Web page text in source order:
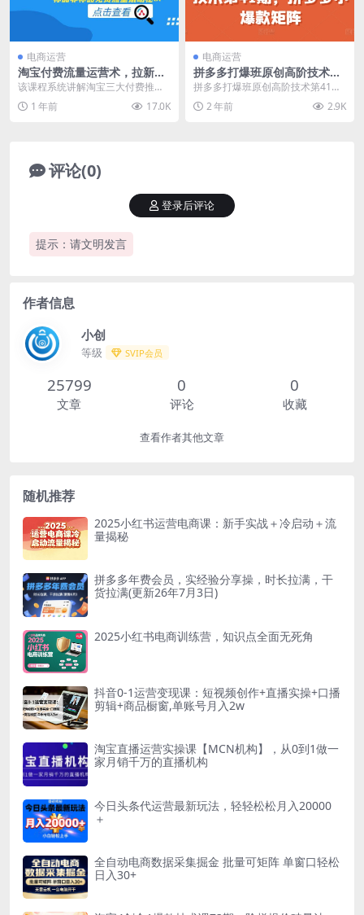
电商运营
淘宝付费流量运营术，拉新收
割双链路打法，标品非标品免
费流量撬动秘诀
该课程系统讲解淘宝三大付费推广
工具（直通车/万相台/引力魔方）的
深度运营策略，包...
1 年前 17.0K
电商运营
拼多多打爆班原创高阶技术第
41期，拼多多小爆款矩阵
拼多多打爆班原创高阶技术第41
期，拼多多小爆款矩阵 课程内容：
01.《拼多多小...
2 年前 2.9K
评论(0)
提示：请文明发言
登录后评论
作者信息
小创
等级 SVIP会员
25799
文章
0
评论
0
收藏
查看作者其他文章
随机推荐
2025小红书运营电商课：新手实战＋冷启动＋流
量揭秘
拼多多年费会员，实经验分享操，时长拉满，干
货拉满(更新26年7月3日)
2025小红书电商训练营，知识点全面无死角
抖音0-1运营变现课：短视频创作+直播实操+口播
剪辑+商品橱窗,单账号月入2w
淘宝直播运营实操课【MCN机构】，从0到1做一
家月销千万的直播机构
今日头条代运营最新玩法，轻轻松松月入20000
＋
全自动电商数据采集掘金 批量可矩阵 单窗口轻松
日入30+